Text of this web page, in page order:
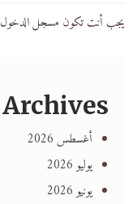
يجب أنت تكون مسجل الدخول
Archives
أغسطس 2026
يوليو 2026
يونيو 2026